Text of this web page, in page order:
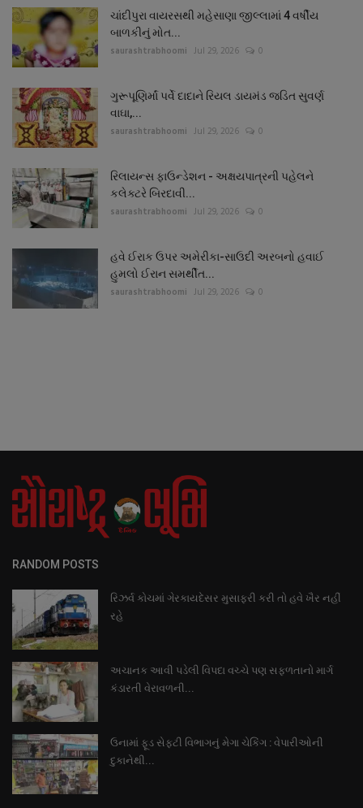
ચાંદીપુરા વાયરસથી મહેસાણા જીલ્લામાં 4 વર્ષીય
બાળકીનું મોત...
saurashtrabhoomi Jul 29, 2026 0
ગુરૂપૂણિર્માં પર્વે દાદાને રિયલ ડાયમંડ જડિત સુવર્ણ
વાઘા,...
saurashtrabhoomi Jul 29, 2026 0
રિલાયન્સ ફાઉન્ડેશન - અક્ષયપાત્રની પહેલને
કલેક્ટરે બિરદાવી...
saurashtrabhoomi Jul 29, 2026 0
હવે ઈરાક ઉપર અમેરીકા-સાઉદી અરબનો હવાઈ
હુમલો ઈરાન સમર્થીત...
saurashtrabhoomi Jul 29, 2026 0
RANDOM POSTS
રિઝર્વ કોચમાં ગેરકાયદેસર મુસાફરી કરી તો હવે ખૈર નહીં
રહે
અચાનક આવી પડેલી વિપદા વચ્ચે પણ સફળતાનો માર્ગ
કંડારતી વેરાવળની...
ઉનામાં ફૂડ સેફ્ટી વિભાગનું મેગા ચેકિંગ : વેપારીઓની
દુકાનેથી...